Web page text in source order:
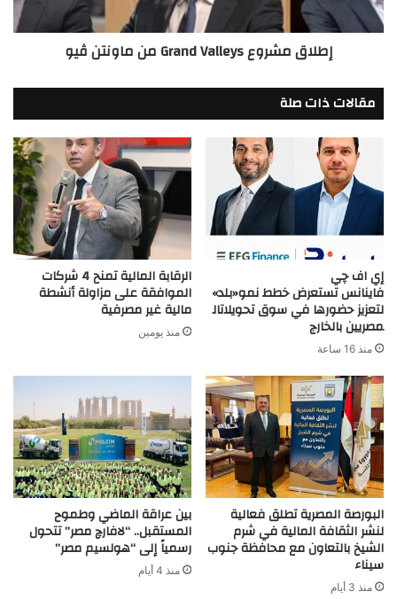
إطلاق مشروع Grand Valleys من ماونتن ڤيو
مقالات ذات صلة
إي اف چي
فاينانس تستعرض خطط نمو«بلد»
لتعزيز حضورها في سوق تحويلاتال
مصريين بالخارج
منذ 16 ساعة
الرقابة المالية تمنح 4 شركات
الموافقة على مزاولة أنشطة
مالية غير مصرفية
منذ يومين
البورصة المصرية تطلق فعالية
لنشر الثقافة المالية في شرم
الشيخ بالتعاون مع محافظة جنوب
سيناء
منذ 3 أيام
بين عراقة الماضي وطموح
المستقبل.. “لافارچ مصر” تتحول
رسمياً إلى “هولسيم مصر”
منذ 4 أيام